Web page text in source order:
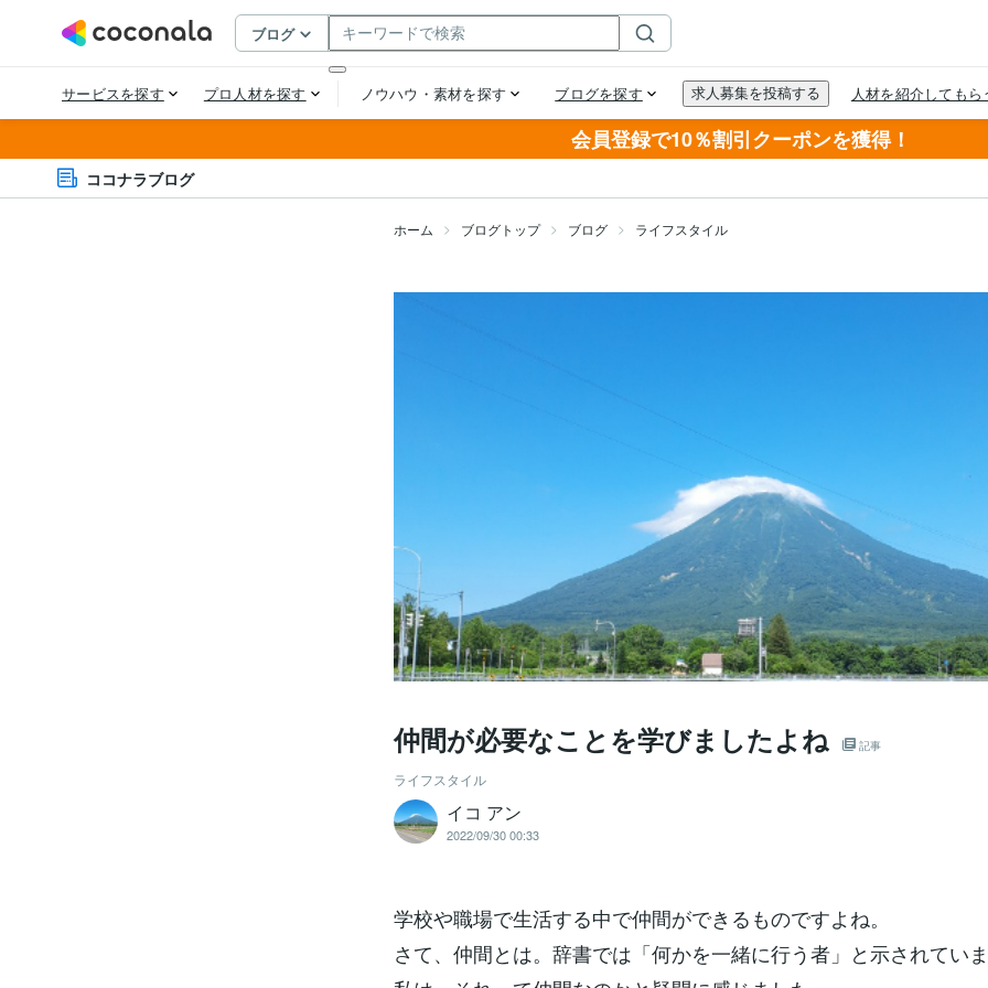
会員登録で10％割引クーポンを獲得！
ココナラブログ
ホーム ブログトップ ブログ ライフスタイル
仲間が必要なことを学びましたよね 記事
ライフスタイル
イコ アン
2022/09/30 00:33
学校や職場で生活する中で仲間ができるものですよね。
さて、仲間とは。辞書では「何かを一緒に行う者」と示されてい